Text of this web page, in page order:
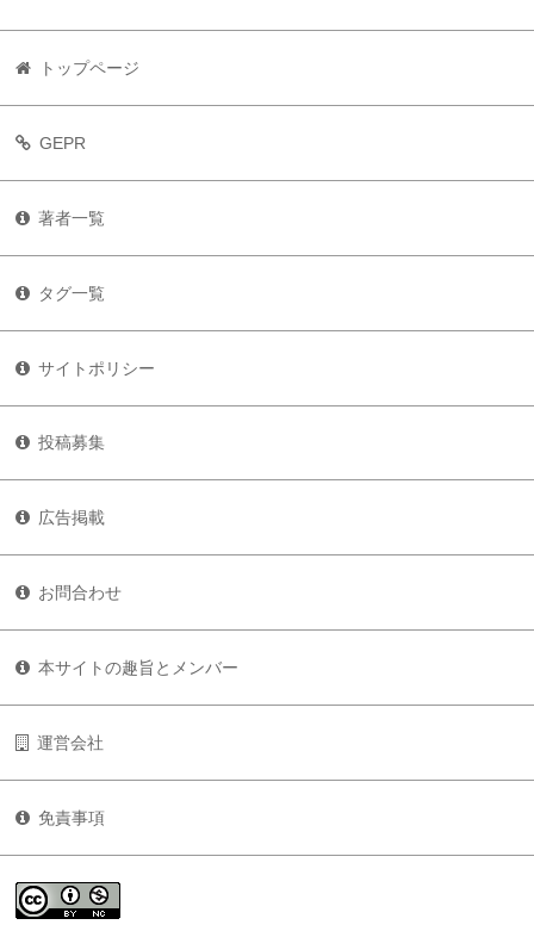
トップページ
GEPR
著者一覧
タグ一覧
サイトポリシー
投稿募集
広告掲載
お問合わせ
本サイトの趣旨とメンバー
運営会社
免責事項